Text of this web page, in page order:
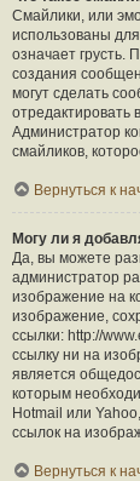
Смайлики, или
использованы
означает грусть.
создания
могут сделать
Администратор
смайликов,
Вернуться к
Могу ли я
Да, вы можете
администратор
изображение на
изображение,
ссылки: http://
ссылку ни на
является
которым
Hotmail или
ссылок на
Вернуться к